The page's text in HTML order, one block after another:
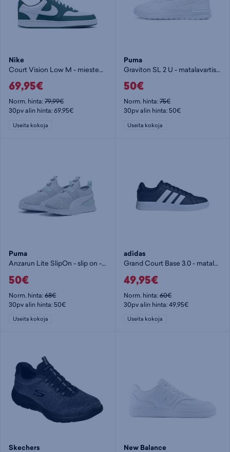
Nike
Court Vision Low M - miesten matalavartiset tennarit
69,95€
Norm. hinta:79,99€
30pv alin hinta: 69,95€
Useita kokoja
Puma
Graviton SL 2 U - matalavartiset tennarit
50€
Norm. hinta:75€
30pv alin hinta: 50€
Useita kokoja
Puma
Anzarun Lite SlipOn - slip on -kengät
50€
Norm. hinta:68€
30pv alin hinta: 50€
Useita kokoja
adidas
Grand Court Base 3.0 - matalavartiset tennarit
49,95€
Norm. hinta:60€
30pv alin hinta: 49,95€
Useita kokoja
Skechers New Balance